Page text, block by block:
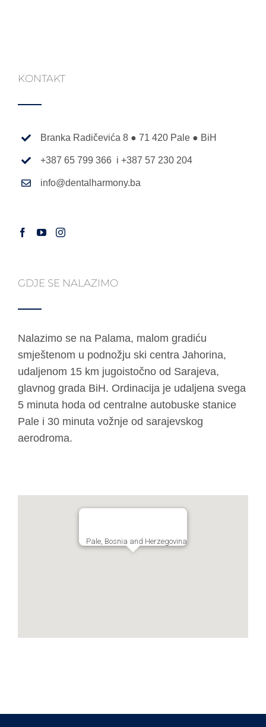
KONTAKT
Branka Radičevića 8 ● 71 420 Pale ● BiH
+387 65 799 366 i +387 57 230 204
info@dentalharmony.ba
GDJE SE NALAZIMO
Nalazimo se na Palama, malom gradiću
smještenom u podnožju ski centra Jahorina,
udaljenom 15 km jugoistočno od Sarajeva,
glavnog grada BiH. Ordinacija je udaljena svega
5 minuta hoda od centralne autobuske stanice
Pale i 30 minuta vožnje od sarajevskog
aerodroma.
Pale, Bosnia and Herzegovina